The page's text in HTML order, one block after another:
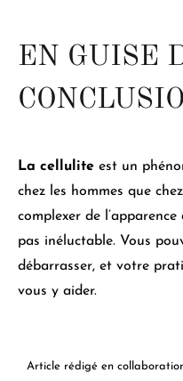
EN GUISE
La cellulite est un
chez les hommes que
complexer de
pas inéluctable. Vous
débarrasser, et votre
vous y aider.
Article rédigé en